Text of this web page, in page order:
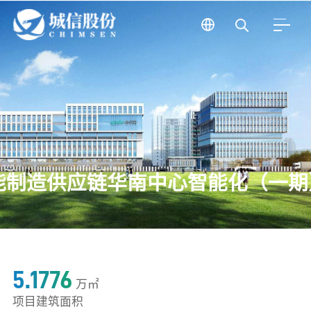
造供应链华南中心智能化（一
5.1776 万㎡
项目建筑面积